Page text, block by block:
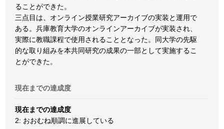
ることができた。
三点目は、オンライン授業研究アーカイブの実装と運用で
ある。兵庫教育大学のオンラインアーカイブが実装され、
実際に教職課程で使用されることとなった。同大学の先駆
的な取り組みを本共同研究の成果の一部として実施するこ
とができた。
現在までの達成度
現在までの達成度
2: おおむね順調に進展している